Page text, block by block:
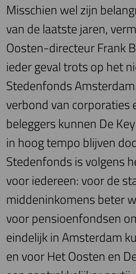
Misschien wel zijn
van de laatste jaren,
Oosten-directeur Frank
ieder geval trots op het
Stedenfonds
verbond van corporaties
beleggers kunnen De
in hoog tempo blijven
Stedenfonds is volgens
voor iedereen: voor de
middeninkomens beter
voor pensioenfondsen
eindelijk in Amsterdam
en voor Het Oosten en